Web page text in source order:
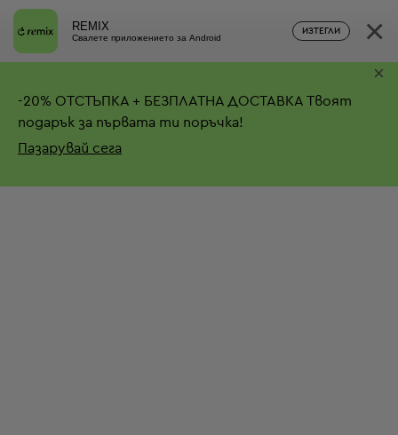
REMIX
Свалете приложението за Android
ИЗТЕГЛИ ×
-20% ОТСТЪПКА + БЕЗПЛАТНА ДОСТАВКА Твоят
подарък за първата ти поръчка!
Пазарувай сега
×